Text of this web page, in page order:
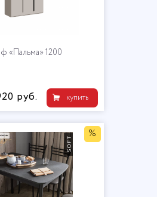
«Пальма» 1200
купить
руб.
%